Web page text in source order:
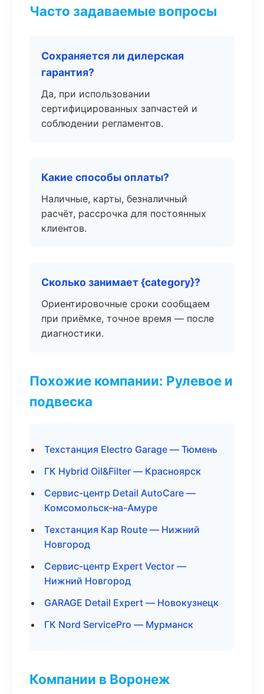
Часто задаваемые вопросы
Сохраняется ли дилерская
гарантия?
Да, при использовании
сертифицированных запчастей и
соблюдении регламентов.
Какие способы оплаты?
Наличные, карты, безналичный
расчёт, рассрочка для постоянных
клиентов.
Сколько занимает {category}?
Ориентировочные сроки сообщаем
при приёмке, точное время — после
диагностики.
Похожие компании: Рулевое и
подвеска
Техстанция Electro Garage — Тюмень
ГК Hybrid Oil&Filter — Красноярск
Сервис-центр Detail AutoCare —
Комсомольск-на-Амуре
Техстанция Кар Route — Нижний
Новгород
Сервис-центр Expert Vector —
Нижний Новгород
GARAGE Detail Expert — Новокузнецк
ГК Nord ServicePro — Мурманск
Компании в Воронеж